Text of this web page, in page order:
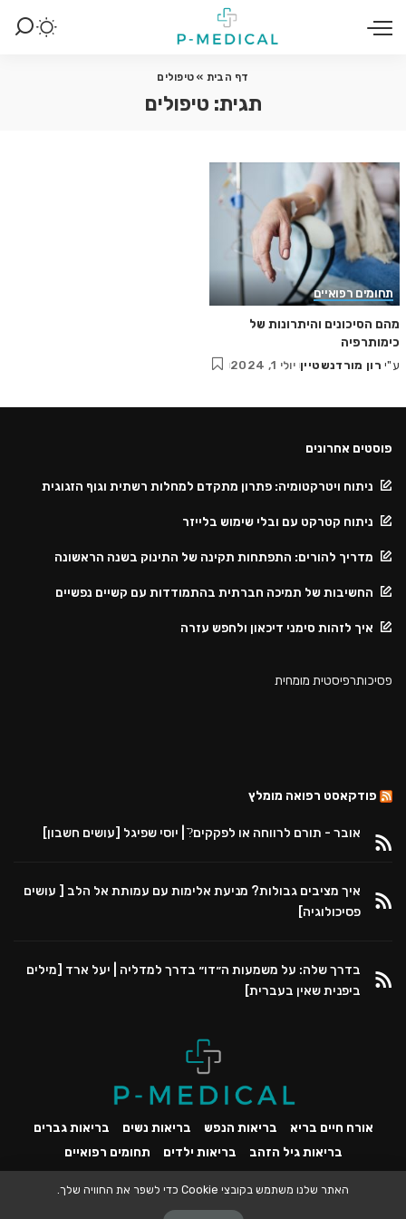
דף הבית » טיפולים
תגית: טיפולים
תחומים רפואיים
מהם הסיכונים והיתרונות של
כימותרפיה
Posted
ע"י רון מורדנשטיין יולי 1, 2024
פוסטים אחרונים
ניתוח ויטרקטומיה: פתרון מתקדם למחלות רשתית וגוף הזגוגית
ניתוח קטרקט עם ובלי שימוש בלייזר
מדריך להורים: התפתחות תקינה של התינוק בשנה הראשונה
החשיבות של תמיכה חברתית בהתמודדות עם קשיים נפשיים
איך לזהות סימני דיכאון ולחפש עזרה
פסיכותרפיסטית מומחית
פודקאסט רפואה מומלץ
אובר - תורם לרווחה או לפקקים?ֿ | יוסי שפיגל [עושים חשבון]
איך מציבים גבולות? מניעת אלימות עם עמותת אל הלב [ עושים
פסיכולוגיה]
בדרך שלה: על משמעות ה״דו״ בדרך למדליה | יעל ארד [מילים
ביפנית שאין בעברית]
אורח חיים בריא בריאות הנפש בריאות נשים
בריאות גברים
בריאות גיל הזהב
בריאות ילדים תחומים רפואיים
האתר שלנו משתמש בקובצי Cookie כדי לשפר את החוויה שלך.